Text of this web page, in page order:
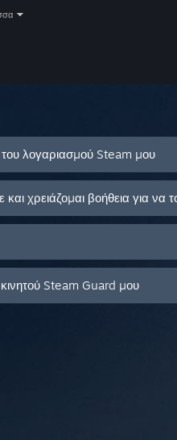
λογαριασμού Steam μου
χρειάζομαι βοήθεια για να
Steam Guard μου